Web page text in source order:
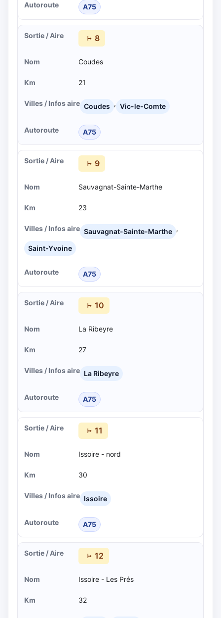
A75
8
Coudes
21
Coudes , Vic-le-Comte
A75
9
Sauvagnat-Sainte-Marthe
23
Sauvagnat-Sainte-Marthe ,
Saint-Yvoine
A75
10
La Ribeyre
27
La Ribeyre
A75
11
Issoire - nord
30
Issoire
A75
12
Issoire - Les Prés
32